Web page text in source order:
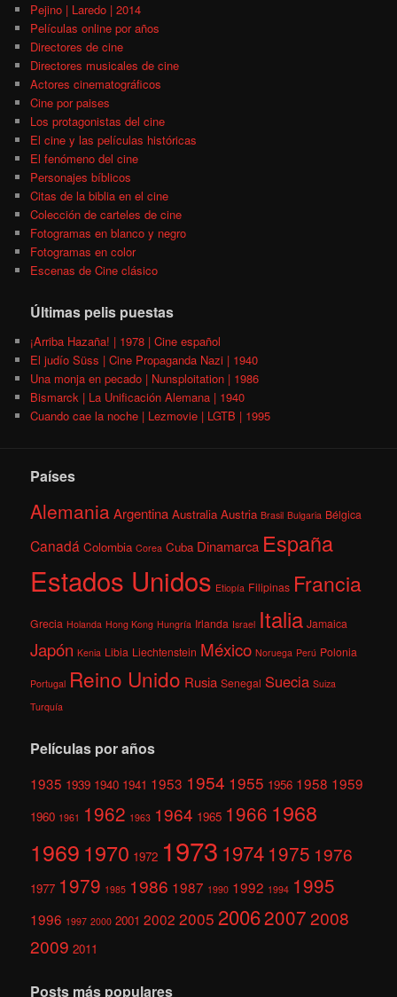
Pejino | Laredo | 2014
Películas online por años
Directores de cine
Directores musicales de cine
Actores cinematográficos
Cine por paises
Los protagonistas del cine
El cine y las películas históricas
El fenómeno del cine
Personajes bíblicos
Citas de la biblia en el cine
Colección de carteles de cine
Fotogramas en blanco y negro
Fotogramas en color
Escenas de Cine clásico
Últimas pelis puestas
¡Arriba Hazaña! | 1978 | Cine español
El judío Süss | Cine Propaganda Nazi | 1940
Una monja en pecado | Nunsploitation | 1986
Bismarck | La Unificación Alemana | 1940
Cuando cae la noche | Lezmovie | LGTB | 1995
Países
AlemaniaArgentina Australia Austria Brasil Bulgaria Bélgica
Canadá Colombia Corea Cuba Dinamarca España
Estados Unidos Etiopía Filipinas Francia
Grecia Holanda Hong Kong Hungría Irlanda Israel Italia Jamaica
Japón Kenia Libia Liechtenstein México Noruega Perú Polonia
Portugal Reino Unido Rusia Senegal Suecia Suiza
Turquía
Películas por años
1935 1939 1940 1941 1953 1954 1955 1956 1958 1959
1960 1961 1962 1963 1964 1965 1966 1968
1969 1970 1972 1973 1974 1975 1976
1977 1979 1985 1986 1987 1990 1992 1994 1995
1996 1997 2000 2001 2002 2005 200620072008
2009 2011
Posts más populares